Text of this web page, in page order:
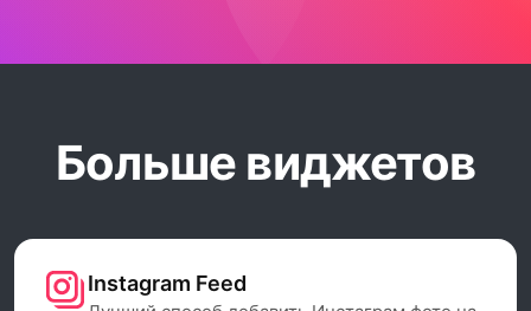
Больше виджетов
Instagram Feed